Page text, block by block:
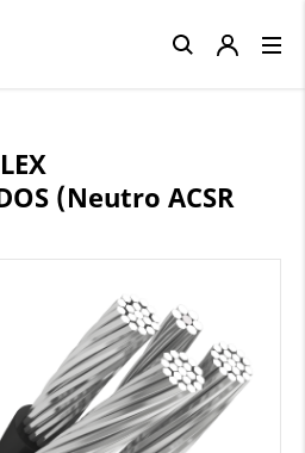
(Neutro ACSR
Close